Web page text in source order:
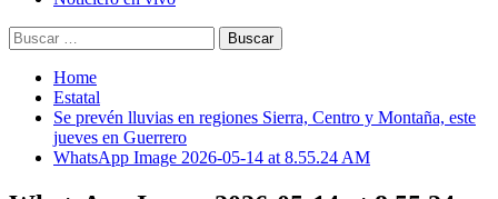
Buscar:
Home
Estatal
Se prevén lluvias en regiones Sierra, Centro y Montaña, este
jueves en Guerrero
WhatsApp Image 2026-05-14 at 8.55.24 AM